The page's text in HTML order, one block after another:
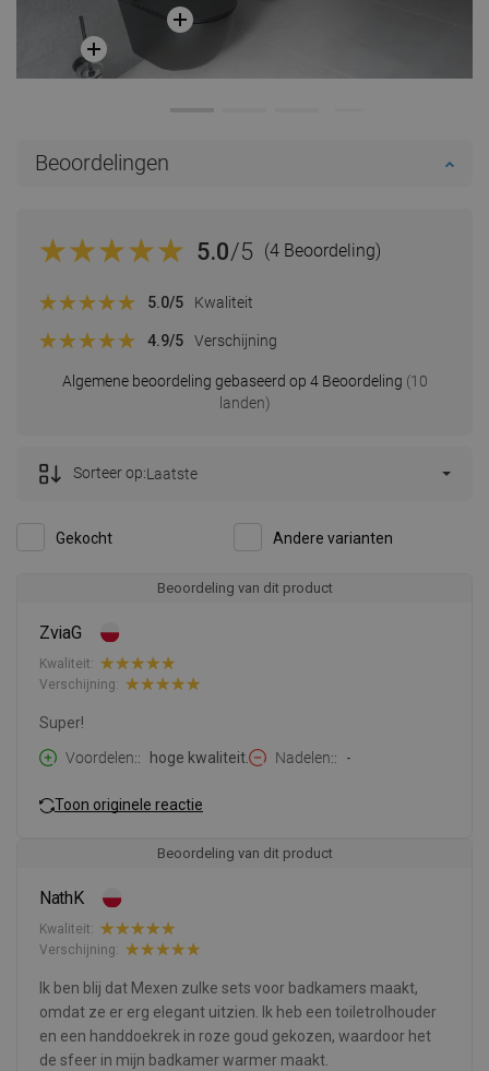
Beoordelingen
5.0/5 (4 Beoordeling)
Algemene beoordeling gebaseerd op 4 Beoordeling (10
landen)
5.0/5 Kwaliteit
4.9/5 Verschijning
Gekocht Andere varianten
Sorteer op:Laatste
Beoordeling van dit product
ZviaG
Kwaliteit:
Verschijning:
Super!
Voordelen:
hoge kwaliteit. Nadelen: -
Toon originele reactie
Beoordeling van dit product
NathK
Kwaliteit:
Verschijning:
Ik ben blij dat Mexen zulke sets voor badkamers maakt,
omdat ze er erg elegant uitzien. Ik heb een toiletrolhouder
en een handdoekrek in roze goud gekozen, waardoor het
de sfeer in mijn badkamer warmer maakt.